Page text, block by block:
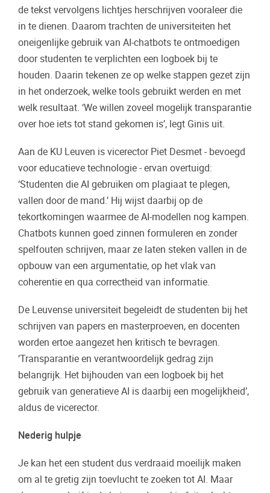
de tekst vervolgens lichtjes herschrijven vooraleer die
in te dienen. Daarom trachten de universiteiten het
oneigenlijke gebruik van AI-chatbots te ontmoedigen
door studenten te verplichten een logboek bij te
houden. Daarin tekenen ze op welke stappen gezet zijn
in het onderzoek, welke tools gebruikt werden en met
welk resultaat. ‘We willen zoveel mogelijk transparantie
over hoe iets tot stand gekomen is’, legt Ginis uit.
Aan de KU Leuven is vicerector Piet Desmet - bevoegd
voor educatieve technologie - ervan overtuigd:
‘Studenten die AI gebruiken om plagiaat te plegen,
vallen door de mand.’ Hij wijst daarbij op de
tekortkomingen waarmee de AI-modellen nog kampen.
Chatbots kunnen goed zinnen formuleren en zonder
spelfouten schrijven, maar ze laten steken vallen in de
opbouw van een argumentatie, op het vlak van
coherentie en qua correctheid van informatie.
De Leuvense universiteit begeleidt de studenten bij het
schrijven van papers en masterproeven, en docenten
worden ertoe aangezet hen kritisch te bevragen.
‘Transparantie en verantwoordelijk gedrag zijn
belangrijk. Het bijhouden van een logboek bij het
gebruik van generatieve AI is daarbij een mogelijkheid’,
aldus de vicerector.
Nederig hulpje
Je kan het een student dus verdraaid moeilijk maken
om al te gretig zijn toevlucht te zoeken tot AI. Maar